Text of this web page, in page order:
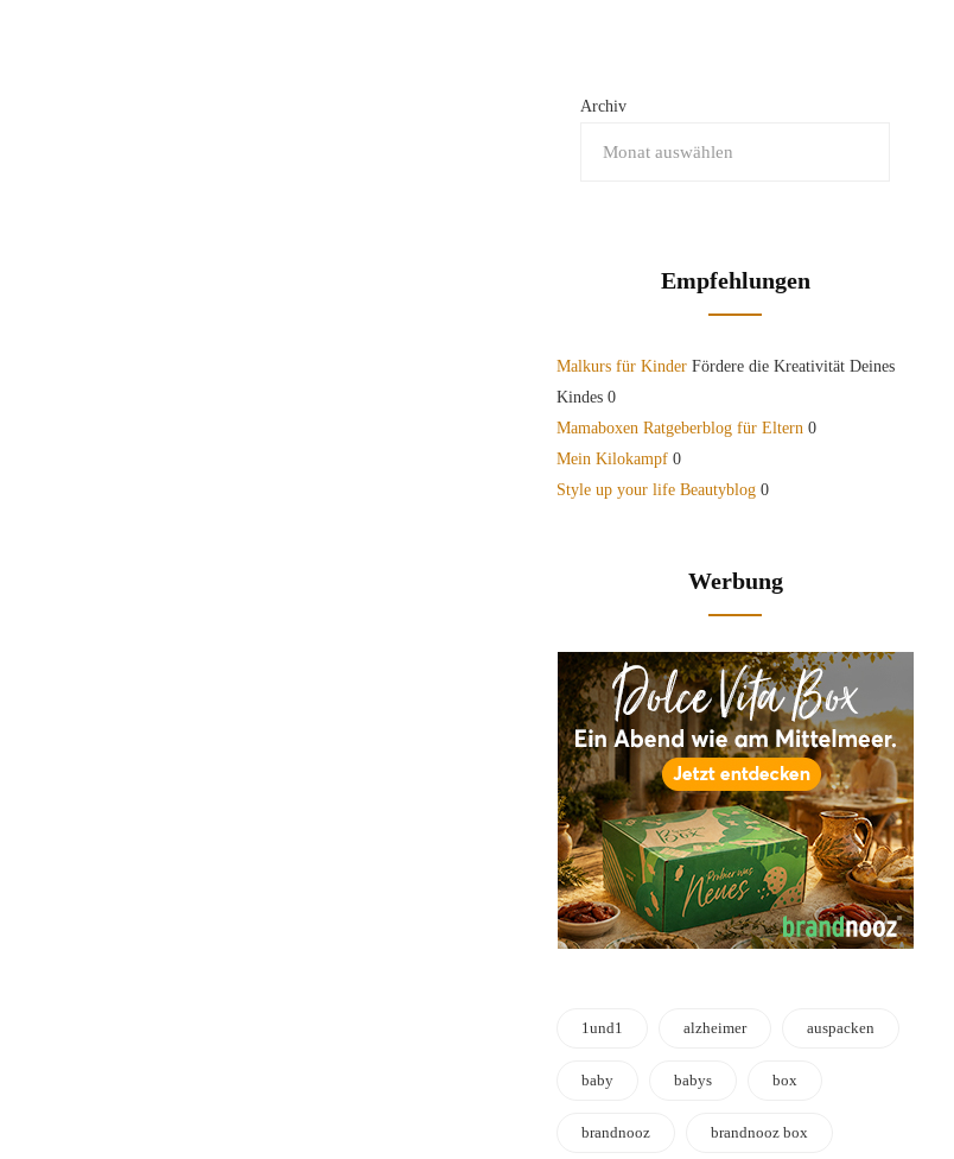
Archiv
Empfehlungen
Malkurs für Kinder Fördere die Kreativität Deines
Kindes 0
Mamaboxen Ratgeberblog für Eltern 0
Mein Kilokampf 0
Style up your life Beautyblog 0
Werbung
1und1 alzheimer auspacken
baby babys box
brandnooz brandnooz box